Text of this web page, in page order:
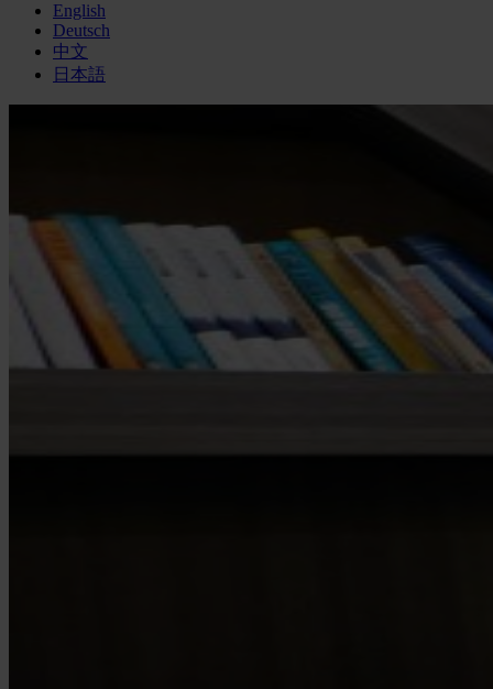
English
Deutsch
中文
日本語